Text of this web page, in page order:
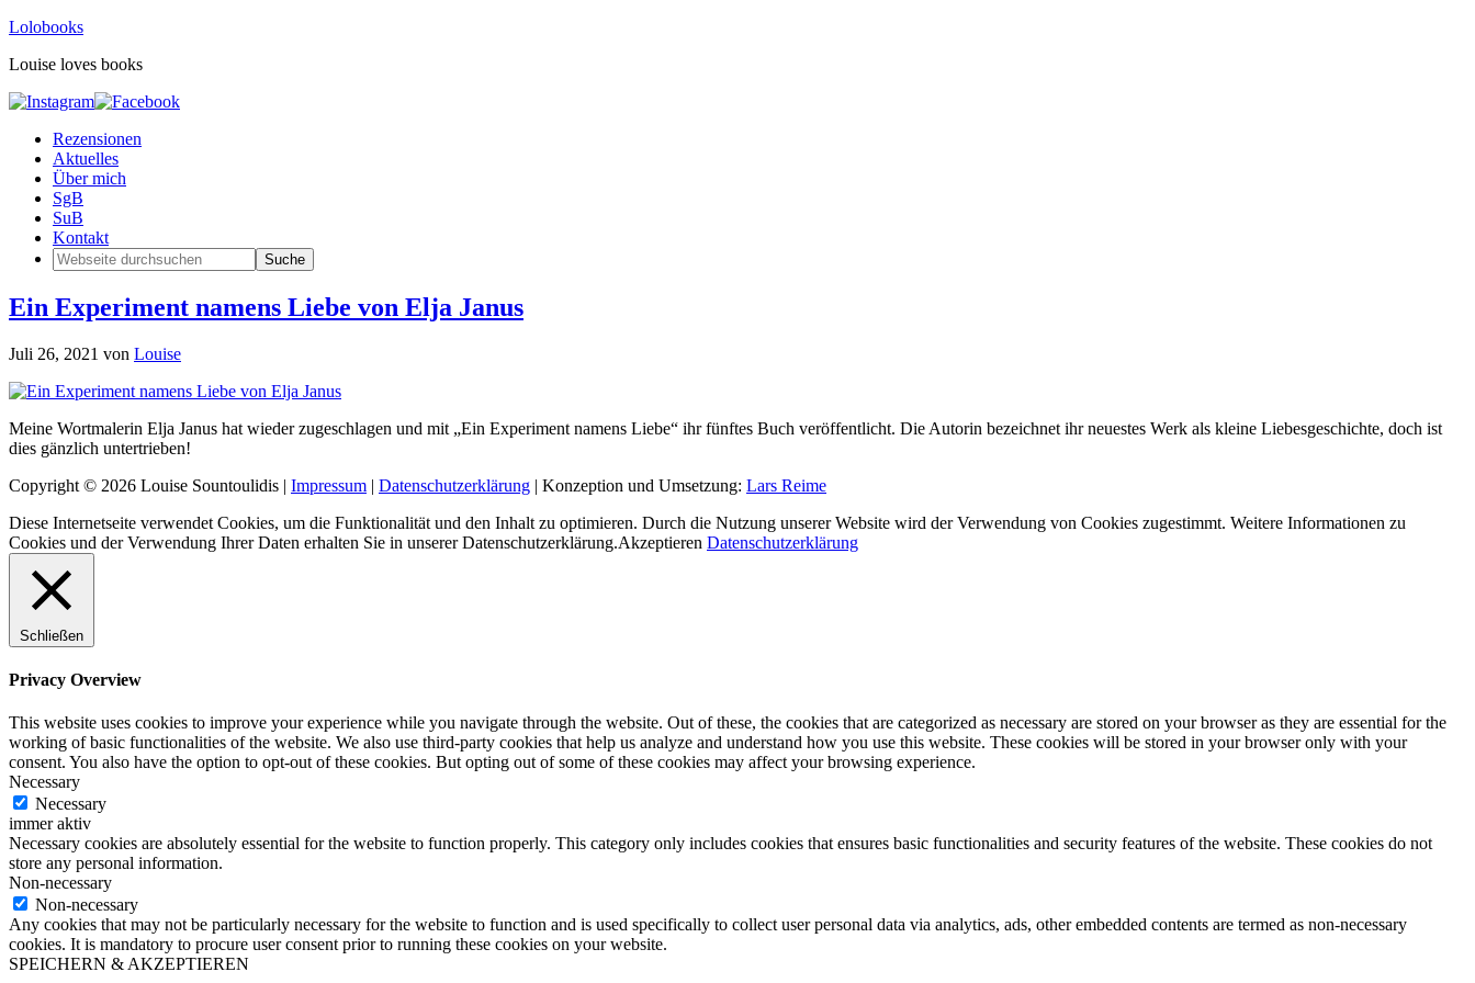
Lolobooks
Louise loves books
Rezensionen
Aktuelles
Über mich
SgB
SuB
Kontakt
Ein Experiment namens Liebe von Elja Janus
Juli 26, 2021 von Louise
Meine Wortmalerin Elja Janus hat wieder zugeschlagen und mit „Ein Experiment namens Liebe“ ihr fünftes Buch veröffentlicht. Die Autorin bezeichnet ihr neuestes Werk als kleine Liebesgeschichte, doch ist
dies gänzlich untertrieben!
Copyright © 2026 Louise Sountoulidis | Impressum | Datenschutzerklärung | Konzeption und Umsetzung: Lars Reime
Diese Internetseite verwendet Cookies, um die Funktionalität und den Inhalt zu optimieren. Durch die Nutzung unserer Website wird der Verwendung von Cookies zugestimmt. Weitere Informationen zu
Cookies und der Verwendung Ihrer Daten erhalten Sie in unserer Datenschutzerklärung.Akzeptieren Datenschutzerklärung
Schließen
Privacy Overview
This website uses cookies to improve your experience while you navigate through the website. Out of these, the cookies that are categorized as necessary are stored on your browser as they are essential for the
working of basic functionalities of the website. We also use third-party cookies that help us analyze and understand how you use this website. These cookies will be stored in your browser only with your
consent. You also have the option to opt-out of these cookies. But opting out of some of these cookies may affect your browsing experience.
Necessary
Necessary
immer aktiv
Necessary cookies are absolutely essential for the website to function properly. This category only includes cookies that ensures basic functionalities and security features of the website. These cookies do not
store any personal information.
Non-necessary
Non-necessary
Any cookies that may not be particularly necessary for the website to function and is used specifically to collect user personal data via analytics, ads, other embedded contents are termed as non-necessary
cookies. It is mandatory to procure user consent prior to running these cookies on your website.
SPEICHERN & AKZEPTIEREN